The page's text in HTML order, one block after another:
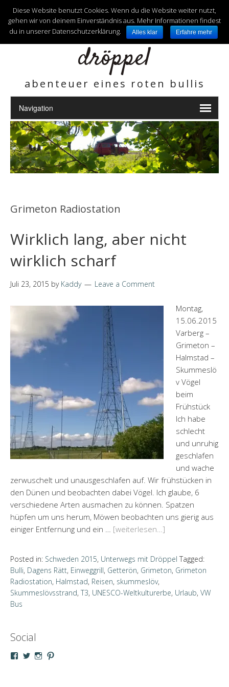
unterwegs mit
dröppel
abenteuer eines roten bullis
Grimeton Radiostation
Wirklich lang, aber nicht
wirklich scharf
Juli 23, 2015 by Kaddy Leave a Comment
Montag,
15.06.2015
Varberg –
Grimeton –
Halmstad –
Skummeslö
v Vögel
beim
Frühstück
Ich habe
schlecht
und unruhig
geschlafen
und wache
zerwuschelt und unausgeschlafen auf. Wir frühstücken in
den Dünen und beobachten dabei Vögel. Ich glaube, 6
verschiedene Arten ausmachen zu können. Spatzen
hüpfen um uns herum, Möwen beobachten uns gierig aus
einiger Entfernung und ein … [weiterlesen…]
Posted in: Schweden 2015, Unterwegs mit Dröppel Tagged:
Bulli, Dagens Rätt, Einweggrill, Getterön, Grimeton, Grimeton
Radiostation, Halmstad, Reisen, skummeslöv,
Skummeslövsstrand, T3, UNESCO-Weltkulturerbe, Urlaub, VW
Bus
Social
ProfilProfilProfilProfil
Diese Website benutzt Cookies. Wenn du die Website weiter nutzt,
gehen wir von deinem Einverständnis aus. Mehr Informationen findest
du in unserer Datenschutzerklärung.
Alles klar Erfahre mehr